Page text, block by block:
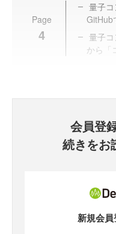
Page
4
量子
GitHub
量子コ
から「
会員登
続きをお
新規会員